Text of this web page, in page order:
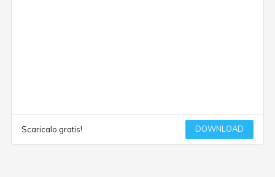
Scaricalo gratis! DOWNLOAD